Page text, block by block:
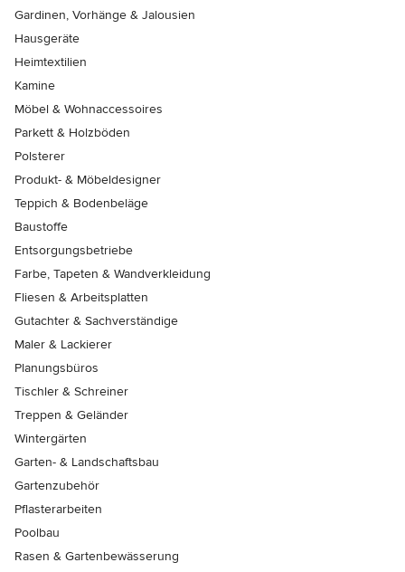
Gardinen, Vorhänge & Jalousien
Hausgeräte
Heimtextilien
Kamine
Möbel & Wohnaccessoires
Parkett & Holzböden
Polsterer
Produkt- & Möbeldesigner
Teppich & Bodenbeläge
Baustoffe
Entsorgungsbetriebe
Farbe, Tapeten & Wandverkleidung
Fliesen & Arbeitsplatten
Gutachter & Sachverständige
Maler & Lackierer
Planungsbüros
Tischler & Schreiner
Treppen & Geländer
Wintergärten
Garten- & Landschaftsbau
Gartenzubehör
Pflasterarbeiten
Poolbau
Rasen & Gartenbewässerung